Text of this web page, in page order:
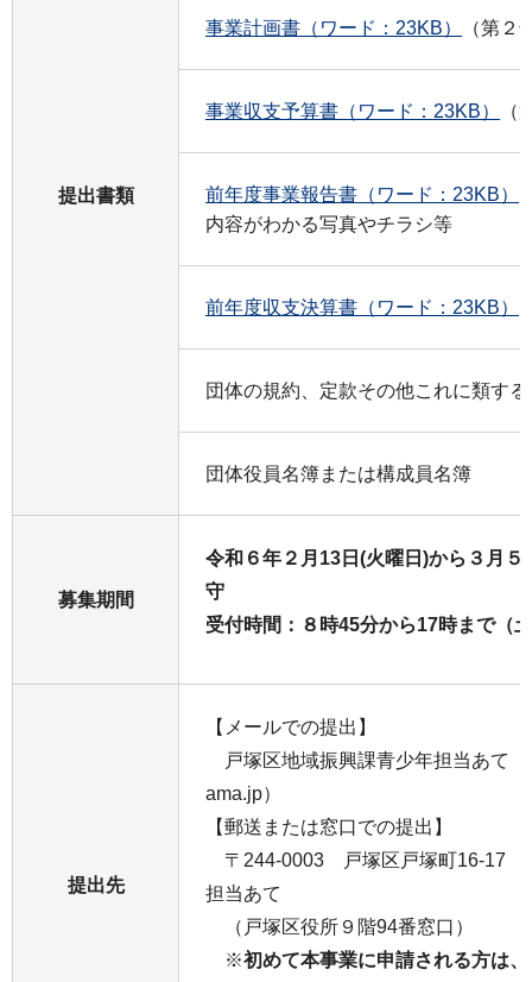
提出書類
事業計画書（ワード：23KB） （第２
事業収支予算書（ワード：23KB） （
前年度事業報告書（ワード：23KB）
内容がわかる写真やチラシ等
前年度収支決算書（ワード：23KB）
団体の規約、定款その他これに類す
団体役員名簿または構成員名簿
募集期間
令和６年２月13日(火曜日)から３月
守
受付時間：８時45分から17時まで（
提出先
【メールでの提出】
戸塚区地域振興課青少年担当あて
ama.jp）
【郵送または窓口での提出】
〒244-0003 戸塚区戸塚町16-17
担当あて
（戸塚区役所９階94番窓口）
※初めて本事業に申請される方は